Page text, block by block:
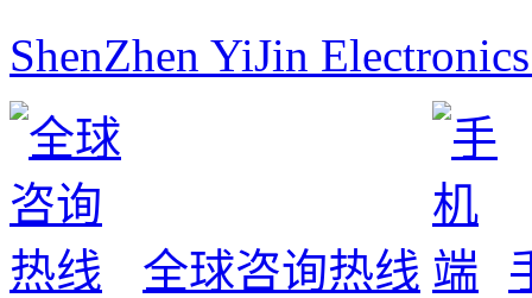
ShenZhen YiJin
全球咨询热线